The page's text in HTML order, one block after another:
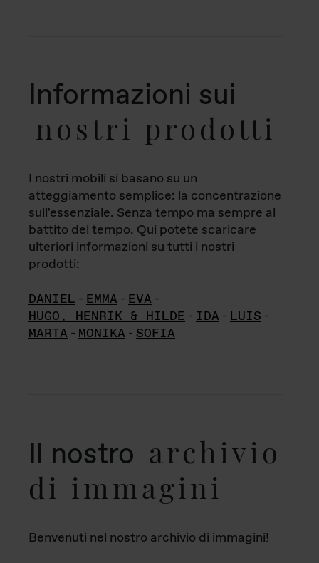
Informazioni sui
nostri prodotti
I nostri mobili si basano su un
atteggiamento semplice: la concentrazione
sull'essenziale. Senza tempo ma sempre al
battito del tempo. Qui potete scaricare
ulteriori informazioni su tutti i nostri
prodotti:
DANIEL - EMMA - EVA -
HUGO, HENRIK & HILDE - IDA - LUIS -
MARTA - MONIKA - SOFIA
Il nostro archivio
di immagini
Benvenuti nel nostro archivio di immagini!